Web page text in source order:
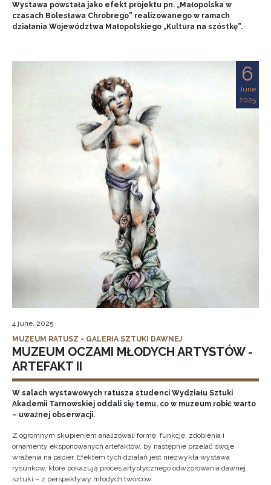
Wystawa powstała jako efekt projektu pn. „Małopolska w
czasach Bolesława Chrobrego” realizowanego w ramach
działania Województwa Małopolskiego „Kultura na szóstkę”.
6
June
2025
4 june, 2025
MUZEUM RATUSZ - GALERIA SZTUKI DAWNEJ
MUZEUM OCZAMI MŁODYCH ARTYSTÓW -
ARTEFAKT II
W salach wystawowych ratusza studenci Wydziału Sztuki
Akademii Tarnowskiej oddali się temu, co w muzeum robić warto
– uważnej obserwacji.
Z ogromnym skupieniem analizowali formę, funkcję, zdobienia i
ornamenty eksponowanych artefaktów, by następnie przelać swoje
wrażenia na papier. Efektem tych działań jest niezwykła wystawa
rysunków, które pokazują proces artystycznego odwzorowania dawnej
sztuki – z perspektywy młodych twórców.